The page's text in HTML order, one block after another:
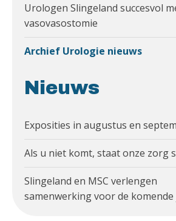
Urologen Slingeland succesvol
vasovasostomie
Archief Urologie nieuws
Nieuws
Exposities in augustus en
Als u niet komt, staat onze zorg
Slingeland en MSC verlengen
samenwerking voor de komende